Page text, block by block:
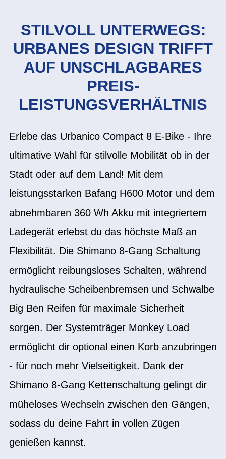
STILVOLL UNTERWEGS:
URBANES DESIGN TRIFFT
AUF UNSCHLAGBARES
PREIS-
LEISTUNGSVERHÄLTNIS
Erlebe das Urbanico Compact 8 E-Bike - Ihre
ultimative Wahl für stilvolle Mobilität ob in der
Stadt oder auf dem Land! Mit dem
leistungsstarken Bafang H600 Motor und dem
abnehmbaren 360 Wh Akku mit integriertem
Ladegerät erlebst du das höchste Maß an
Flexibilität. Die Shimano 8-Gang Schaltung
ermöglicht reibungsloses Schalten, während
hydraulische Scheibenbremsen und Schwalbe
Big Ben Reifen für maximale Sicherheit
sorgen. Der Systemträger Monkey Load
ermöglicht dir optional einen Korb anzubringen
- für noch mehr Vielseitigkeit. Dank der
Shimano 8-Gang Kettenschaltung gelingt dir
müheloses Wechseln zwischen den Gängen,
sodass du deine Fahrt in vollen Zügen
genießen kannst.